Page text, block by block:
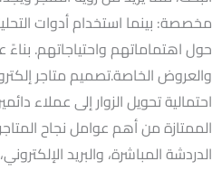
مخصصة: بينما استخدام أدوات
حول اهتماماتهم واحتياجاتهم.
والعروض الخاصة.تصميم متاجر
الممتازة من أهم عوامل نجاح
الدردشة المباشرة، والبريد